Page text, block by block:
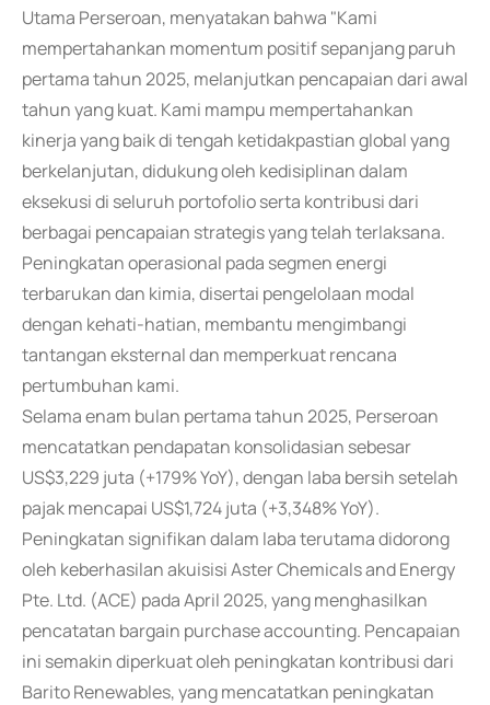
Utama Perseroan, menyatakan bahwa "Kami
mempertahankan momentum positif sepanjang paruh
pertama tahun 2025, melanjutkan pencapaian dari awal
tahun yang kuat. Kami mampu mempertahankan
kinerja yang baik di tengah ketidakpastian global yang
berkelanjutan, didukung oleh kedisiplinan dalam
eksekusi di seluruh portofolio serta kontribusi dari
berbagai pencapaian strategis yang telah terlaksana.
Peningkatan operasional pada segmen energi
terbarukan dan kimia, disertai pengelolaan modal
dengan kehati-hatian, membantu mengimbangi
tantangan eksternal dan memperkuat rencana
pertumbuhan kami.
Selama enam bulan pertama tahun 2025, Perseroan
mencatatkan pendapatan konsolidasian sebesar
US$3,229 juta (+179% YoY), dengan laba bersih setelah
pajak mencapai US$1,724 juta (+3,348% YoY).
Peningkatan signifikan dalam laba terutama didorong
oleh keberhasilan akuisisi Aster Chemicals and Energy
Pte. Ltd. (ACE) pada April 2025, yang menghasilkan
pencatatan bargain purchase accounting. Pencapaian
ini semakin diperkuat oleh peningkatan kontribusi dari
Barito Renewables, yang mencatatkan peningkatan